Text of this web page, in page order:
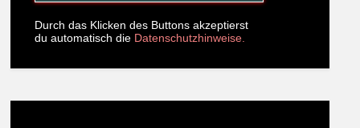
Durch das Klicken des Buttons akzeptierst
du automatisch die Datenschutzhinweise.